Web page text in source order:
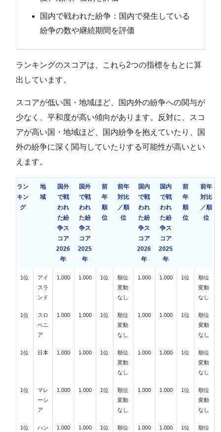
国内で戦われた紛争：国内で発生している
紛争の数や継続期間を評価
ランキングのスコアは、これら2つの指標をもとに算
出しています。
スコアが低い国・地域ほど、国内外の紛争への関与が
少なく、平和度が高い傾向があります。反対に、スコ
アが高い国・地域ほど、国内紛争を抱えていたり、国
外の紛争に深く関与していたりする可能性が高いとい
えます。
ラン
キン
グ
地
域
国外
で戦
われ
た紛
争ス
コア
2026
年
国外
で戦
われ
た紛
争ス
コア
2025
年
前
年
順
位
前年
対比
／順
位
国内
で戦
われ
た紛
争ス
コア
2026
年
国内
で戦
われ
た紛
争ス
コア
2025
年
前
年
順
位
前年
対比
／順
位
1位
アイ
スラ
ンド
1.000 1.000 1位
順位
変動
なし
1.000 1.000 1位
順位
変動
なし
1位
スロ
ベニ
ア
1.000 1.000 1位
順位
変動
なし
1.000 1.000 1位
順位
変動
なし
1位 日本 1.000 1.000 1位
順位
変動
なし
1.000 1.000 1位
順位
変動
なし
1位
マレ
ーシ
ア
1.000 1.000 1位
順位
変動
なし
1.000 1.000 1位
順位
変動
なし
1位
ハン
1.000 1.000 1位
順位
1.000 1.000 1位
順位